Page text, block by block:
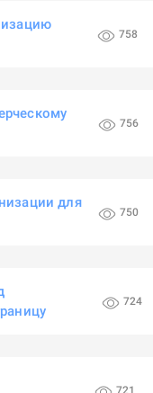
758
756
для
750
724
721